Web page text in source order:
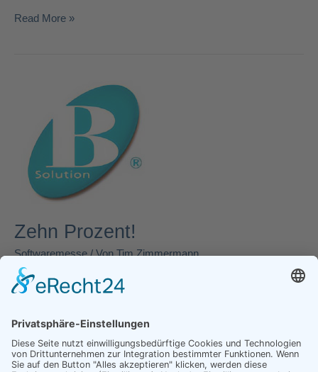
Read More »
Zehn Prozent!
Softwaremesse/ VonTim Zimmermann
Die Sprockhöveler B Solution AG bietet allen Messebesuchern
einen Rabatt in Höhe von 10% für Käufe Ihrer Softwarelösung
Solution AG
Read More »